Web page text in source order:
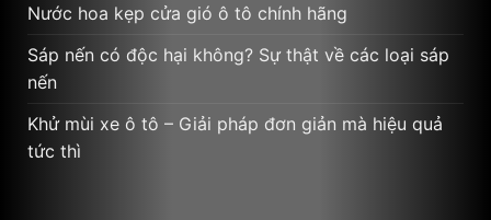
Nước hoa kẹp cửa gió ô tô chính hãng
Sáp nến có độc hại không? Sự thật về các loại sáp
nến
Khử mùi xe ô tô – Giải pháp đơn giản mà hiệu quả
tức thì